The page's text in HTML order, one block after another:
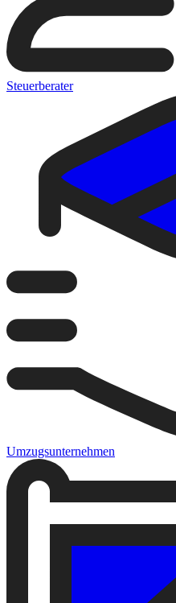
Steuerberater
Umzugsunternehmen